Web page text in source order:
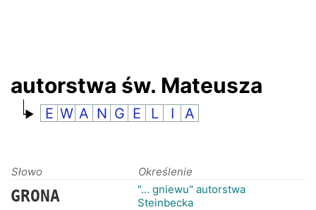
autorstwa św. Mateusza
E W A N G E L I A
Słowo Określenie
GRONA
"... gniewu" autorstwa
Steinbecka